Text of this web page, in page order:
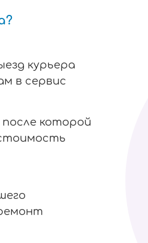
курьера
в сервис
которой